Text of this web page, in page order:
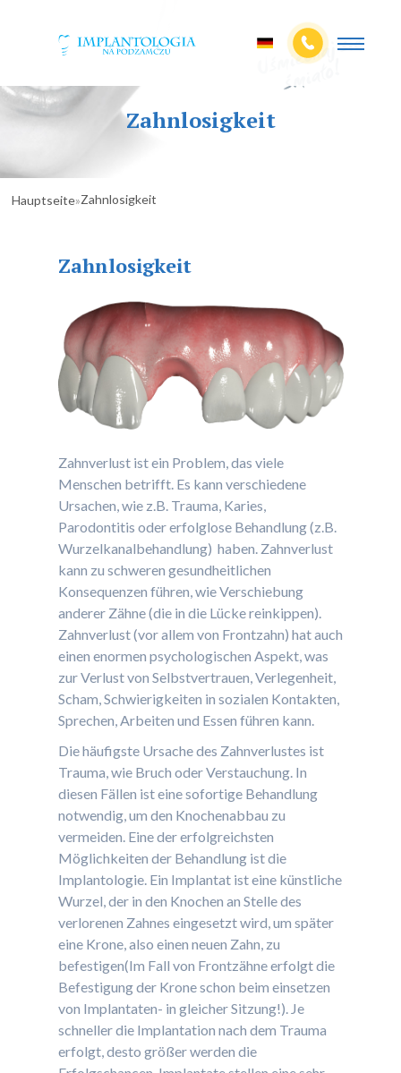
Zahnlosigkeit
Hauptseite»Zahnlosigkeit
Zahnlosigkeit
Zahnverlust ist ein Problem, das viele
Menschen betrifft. Es kann verschiedene
Ursachen, wie z.B. Trauma, Karies,
Parodontitis oder erfolglose Behandlung (z.B.
Wurzelkanalbehandlung) haben. Zahnverlust
kann zu schweren gesundheitlichen
Konsequenzen führen, wie Verschiebung
anderer Zähne (die in die Lücke reinkippen).
Zahnverlust (vor allem von Frontzahn) hat auch
einen enormen psychologischen Aspekt, was
zur Verlust von Selbstvertrauen, Verlegenheit,
Scham, Schwierigkeiten in sozialen Kontakten,
Sprechen, Arbeiten und Essen führen kann.
Die häufigste Ursache des Zahnverlustes ist
Trauma, wie Bruch oder Verstauchung. In
diesen Fällen ist eine sofortige Behandlung
notwendig, um den Knochenabbau zu
vermeiden. Eine der erfolgreichsten
Möglichkeiten der Behandlung ist die
Implantologie. Ein Implantat ist eine künstliche
Wurzel, der in den Knochen an Stelle des
verlorenen Zahnes eingesetzt wird, um später
eine Krone, also einen neuen Zahn, zu
befestigen(Im Fall von Frontzähne erfolgt die
Befestigung der Krone schon beim einsetzen
von Implantaten- in gleicher Sitzung!). Je
schneller die Implantation nach dem Trauma
erfolgt, desto größer werden die